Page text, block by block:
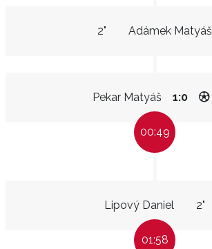
Adámek Matyáš
2"
Pekar Matyáš 1:0
00:49
Lipový Daniel 2"
01:58